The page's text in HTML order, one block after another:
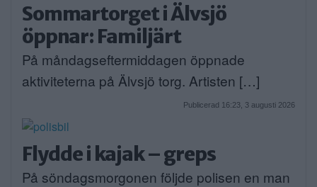
Sommartorget i Älvsjö
öppnar: Familjärt
På måndagseftermiddagen öppnade
aktiviteterna på Älvsjö torg. Artisten […]
Publicerad 16:23, 3 augusti 2026
Flydde i kajak – greps
På söndagsmorgonen följde polisen en man